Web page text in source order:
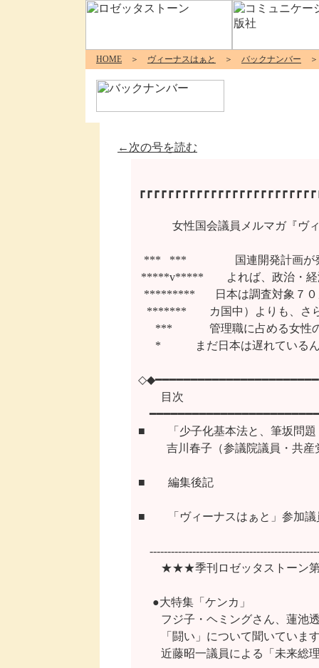
HOME ＞ ヴィーナスはぁと ＞ バックナンバー ＞
←次の号を読む
　女性国会議員メルマガ『
***   *** 　　　　国連開発計画
*****v*****　　よれば、政治・経
*********   　日本は調査対象
*******　　カ国中）よりも、
***　 　　管理職に占める女性
*　　　まだ日本は遅れている
目次
■　　「少子化基本法と、筆坂問
　    吉川春子（参議院議員・共
■　　編集後記
■　　「ヴィーナスはぁと」参加議
★★★季刊ロゼッタストーン第
●大特集「ケンカ」
フジ子・ヘミングさん、蓮池透
「闘い」について聞いています
近藤昭一議員による「未来総